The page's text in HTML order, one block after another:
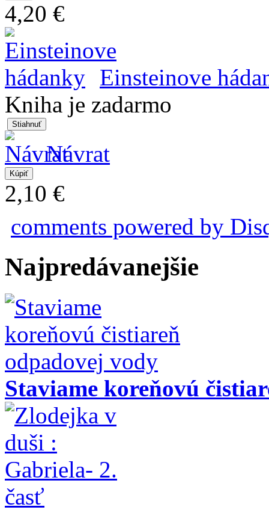
4,20 €
Einsteinove
Kniha je zadarmo
Návrat
2,10 €
comments powered by
Najpredávanejšie
Staviame koreňovú